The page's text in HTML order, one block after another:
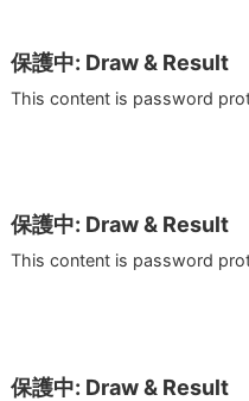
保護中: Draw & Result
This content is password
保護中: Draw & Result
This content is password
保護中: Draw & Result